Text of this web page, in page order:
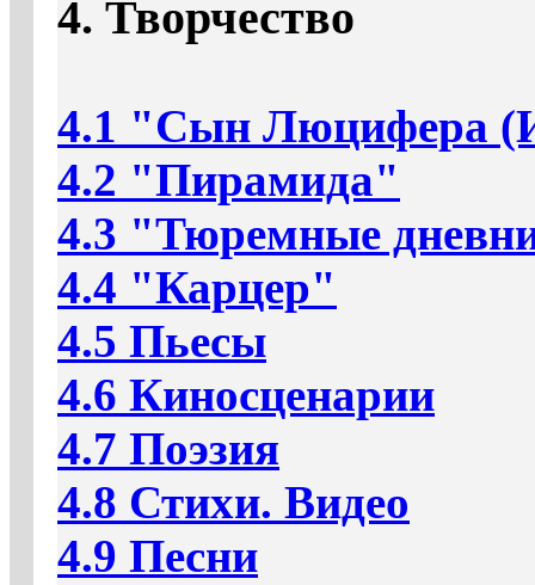
4. Творчество
4.1 "Сын Люцифера
4.2 "Пирамида"
4.3 "Тюремные
4.4 "Карцер"
4.5 Пьесы
4.6 Киносценарии
4.7 Поэзия
4.8 Стихи. Видео
4.9 Песни